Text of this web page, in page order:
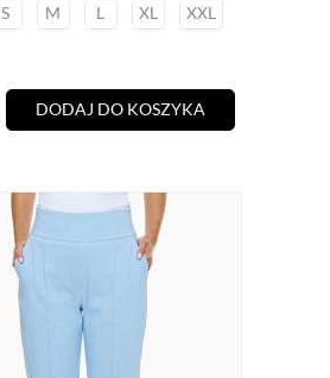
S M L XL XXL
DODAJ DO KOSZYKA